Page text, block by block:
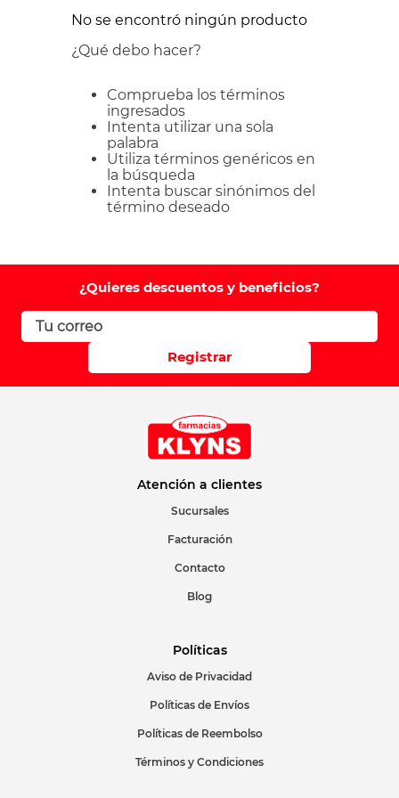
No se encontró ningún producto
¿Qué debo hacer?
Comprueba los términos
ingresados
Intenta utilizar una sola
palabra
Utiliza términos genéricos en
la búsqueda
Intenta buscar sinónimos del
término deseado
¿Quieres descuentos y beneficios?
Registrar
Atención a clientes
Sucursales
Facturación
Contacto
Blog
Políticas
Aviso de Privacidad
Políticas de Envíos
Políticas de Reembolso
Términos y Condiciones